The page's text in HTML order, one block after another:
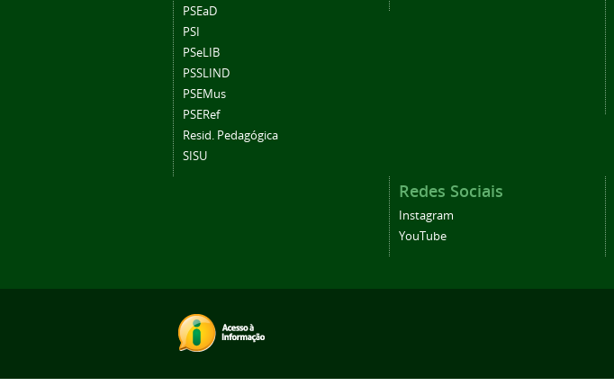
PSEaD
PSI
PSeLIB
PSSLIND
PSEMus
PSERef
Resid. Pedagógica
SISU
Redes Sociais
Instagram
YouTube